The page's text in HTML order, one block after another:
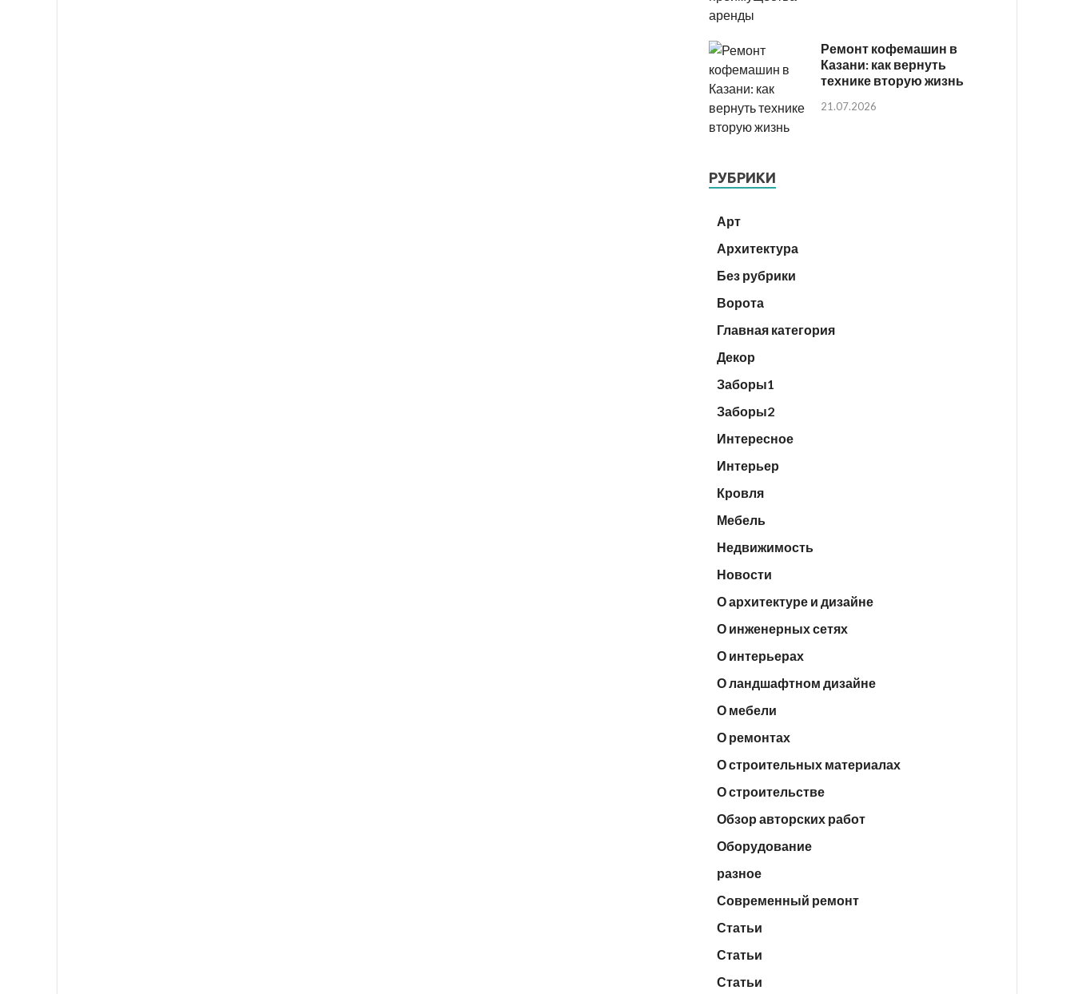
Ремонт кофемашин в
Казани: как вернуть
технике вторую жизнь
21.07.2026
РУБРИКИ
Арт
Архитектура
Без рубрики
Ворота
Главная категория
Декор
Заборы1
Заборы2
Интересное
Интерьер
Кровля
Мебель
Недвижимость
Новости
О архитектуре и дизайне
О инженерных сетях
О интерьерах
О ландшафтном дизайне
О мебели
О ремонтах
О строительных материалах
О строительстве
Обзор авторских работ
Оборудование
разное
Современный ремонт
Статьи
Статьи
Статьи